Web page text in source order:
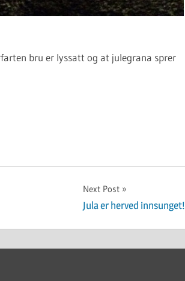
bru er lyssatt og at julegrana sprer
Next Post
Jula er herved innsunget!